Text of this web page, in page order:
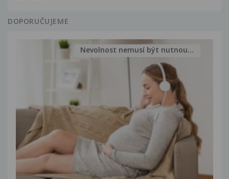
DOPORUČUJEME
Nevolnost nemusí být nutnou...